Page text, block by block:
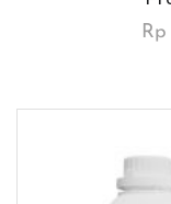
Rp